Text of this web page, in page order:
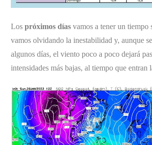
Lospróximos días vamos a tener un tiempo
vamos olvidando la inestabilidad y, aunque
algunos días, el viento poco a poco dejará
intensidades más bajas, al tiempo que entran